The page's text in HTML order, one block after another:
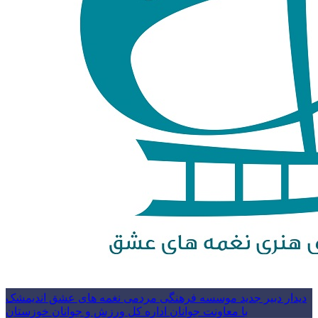
دیدار دبیر جدید موسسه فرهنگی مردمی نغمه های عشق اندیمشک
با معاونت جوانان اداره کل ورزش و جوانان خوزستان